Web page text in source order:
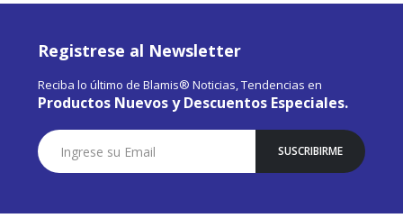
Registrese al Newsletter
Reciba lo último de Blamis® Noticias, Tendencias en
Productos Nuevos y Descuentos Especiales.
Suscríbase
a
Nuestro
SUSCRIBIRME